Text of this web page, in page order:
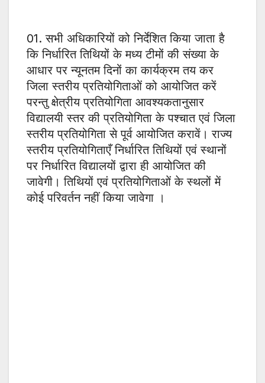
01. सभी अधिकारियों को निर्देशित किया जाता है
कि निर्धारित तिथियों के मध्य टीमों की संख्या के
आधार पर न्यूनतम दिनों का कार्यक्रम तय कर
जिला स्तरीय प्रतियोगिताओं को आयोजित करें
परन्तु क्षेत्रीय प्रतियोगिता आवश्यकतानुसार
विद्यालयी स्तर की प्रतियोगिता के पश्चात एवं जिला
स्तरीय प्रतियोगिता से पूर्व आयोजित करावें। राज्य
स्तरीय प्रतियोगिताएँ निर्धारित तिथियों एवं स्थानों
पर निर्धारित विद्यालयों द्वारा ही आयोजित की
जावेगी। तिथियों एवं प्रतियोगिताओं के स्थलों में
कोई परिवर्तन नहीं किया जावेगा ।